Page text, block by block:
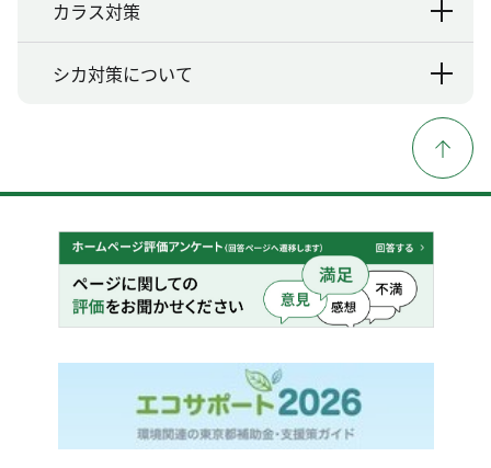
カラス対策
シカ対策について